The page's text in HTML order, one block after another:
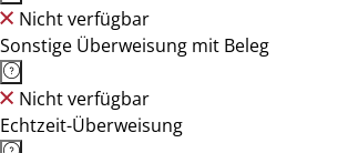
Nicht verfügbar
Sonstige Überweisung mit Beleg
Nicht verfügbar
Echtzeit-Überweisung